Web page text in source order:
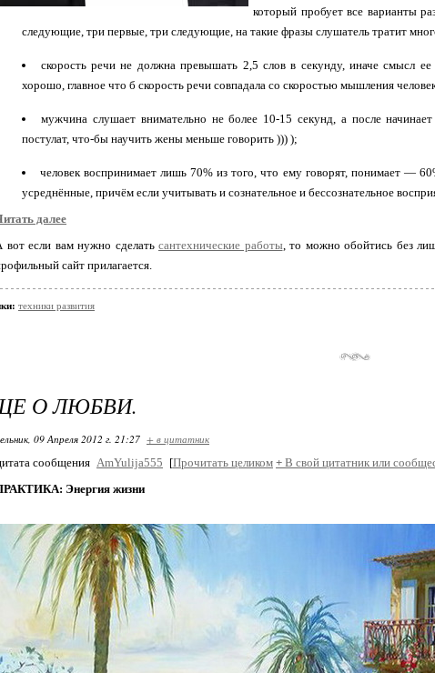
который пробует все варианты
следующие, три первые, три следующие, на такие фразы слушатель тратит
скорость речи не должна превышать 2,5 слов в секунду, иначе смысл
хорошо, главное что б скорость речи совпадала со скоростью мышления
мужчина слушает внимательно не более 10-15 секунд, а после
постулат, что-бы научить жены меньше говорить ))) );
человек воспринимает лишь 70% из того, что ему говорят, понимает —
усреднённые, причём если учитывать и сознательное и бессознательное
далее
вот если вам нужно сделать сантехнические работы, то можно обойтись без
сайт прилагается.
техники развития
О ЛЮБВИ.
09 Апреля 2012 г. 21:27 + в цитатник
сообщения AmYulija555 [Прочитать целиком + В свой цитатник или
Энергия жизни